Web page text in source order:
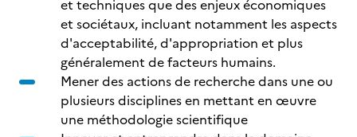
et techniques que des enjeux économiques
et sociétaux, incluant notamment les aspects
d'acceptabilité, d'appropriation et plus
généralement de facteurs humains.
Mener des actions de recherche dans une ou
plusieurs disciplines en mettant en œuvre
une méthodologie scientifique